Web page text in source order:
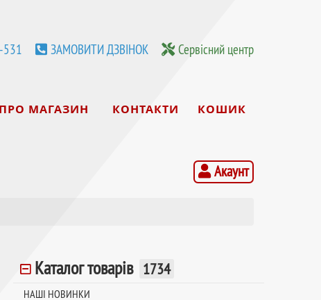
ЗАМОВИТИ ДЗВІНОК Сервісний центр
ПРО МАГАЗИН КОНТАКТИ КОШИК
Акаунт
Каталог товарів 1734
НАШІ НОВИНКИ